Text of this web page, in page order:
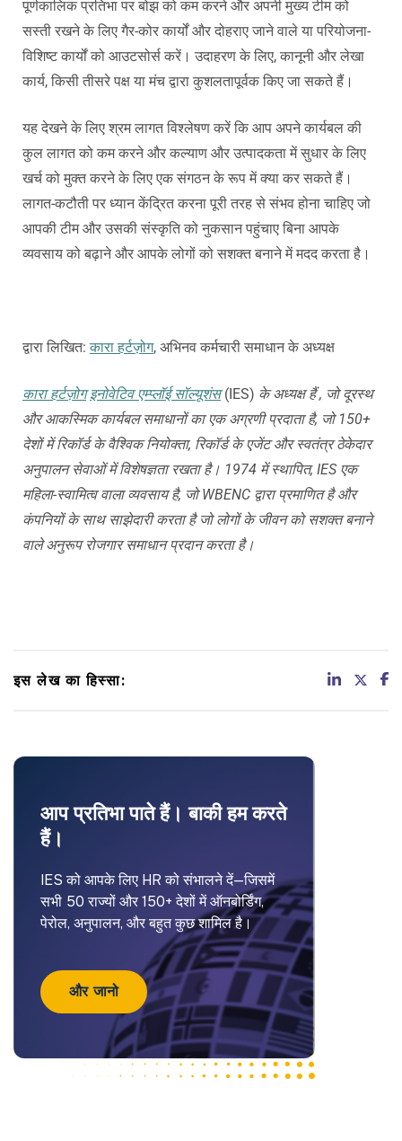
पूर्णकालिक प्रतिभा पर बोझ को कम करने और अपनी मुख्य टीम को
सस्ती रखने के लिए गैर-कोर कार्यों और दोहराए जाने वाले या परियोजना-
विशिष्ट कार्यों को आउटसोर्स करें। उदाहरण के लिए, कानूनी और लेखा
कार्य, किसी तीसरे पक्ष या मंच द्वारा कुशलतापूर्वक किए जा सकते हैं।
यह देखने के लिए श्रम लागत विश्लेषण करें कि आप अपने कार्यबल की
कुल लागत को कम करने और कल्याण और उत्पादकता में सुधार के लिए
खर्च को मुक्त करने के लिए एक संगठन के रूप में क्या कर सकते हैं।
लागत-कटौती पर ध्यान केंद्रित करना पूरी तरह से संभव होना चाहिए जो
आपकी टीम और उसकी संस्कृति को नुकसान पहुंचाए बिना आपके
व्यवसाय को बढ़ाने और आपके लोगों को सशक्त बनाने में मदद करता है।
द्वारा लिखित:कारा हर्टज़ोग, अभिनव कर्मचारी समाधान के अध्यक्ष
कारा हर्टज़ोग इनोवेटिव एम्प्लॉई सॉल्यूशंस(IES) के अध्यक्ष हैं, जो दूरस्थ
और आकस्मिक कार्यबल समाधानों का एक अग्रणी प्रदाता है, जो 150+
देशों में रिकॉर्ड के वैश्विक नियोक्ता, रिकॉर्ड के एजेंट और स्वतंत्र ठेकेदार
अनुपालन सेवाओं में विशेषज्ञता रखता है। 1974 में स्थापित, IES एक
महिला-स्वामित्व वाला व्यवसाय है, जो WBENC द्वारा प्रमाणित है और
कंपनियों के साथ साझेदारी करता है जो लोगों के जीवन को सशक्त बनाने
वाले अनुरूप रोजगार समाधान प्रदान करता है।
इस लेख का हिस्सा:
आप प्रतिभा पाते हैं। बाकी हम करते
हैं।
IES को आपके लिए HR को संभालने दें—जिसमें
सभी 50 राज्यों और 150+ देशों में ऑनबोर्डिंग,
पेरोल, अनुपालन, और बहुत कुछ शामिल है।
और जानो